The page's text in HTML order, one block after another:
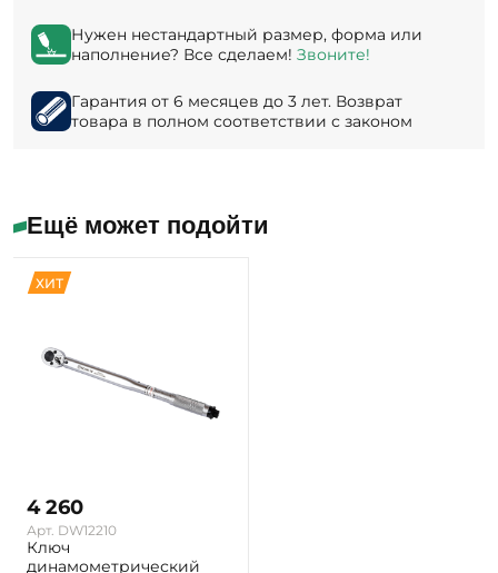
Нужен нестандартный размер, форма или
наполнение? Все сделаем! Звоните!
Гарантия от 6 месяцев до 3 лет. Возврат
товара в полном соответствии с законом
Ещё может подойти
ХИТ
4 260
Арт. DW12210
Ключ
динамометрический